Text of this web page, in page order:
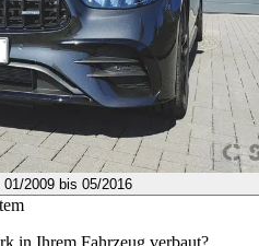
01/2009 bis 05/2016